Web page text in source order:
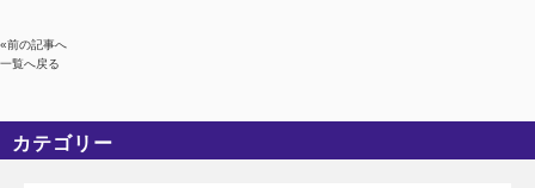
«前の記事へ
一覧へ戻る
カテゴリー